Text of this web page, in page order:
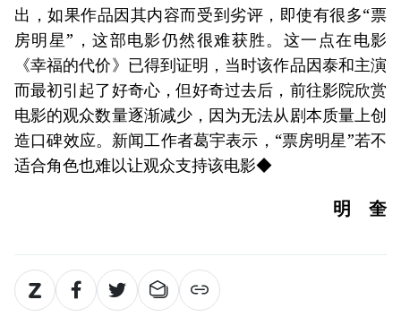
出，如果作品因其内容而受到劣评，即使有很多“票
房明星”，这部电影仍然很难获胜。这一点在电影
《幸福的代价》已得到证明，当时该作品因泰和主演
而最初引起了好奇心，但好奇过去后，前往影院欣赏
电影的观众数量逐渐减少，因为无法从剧本质量上创
造口碑效应。新闻工作者葛宇表示，“票房明星”若不
适合角色也难以让观众支持该电影◆
明 奎